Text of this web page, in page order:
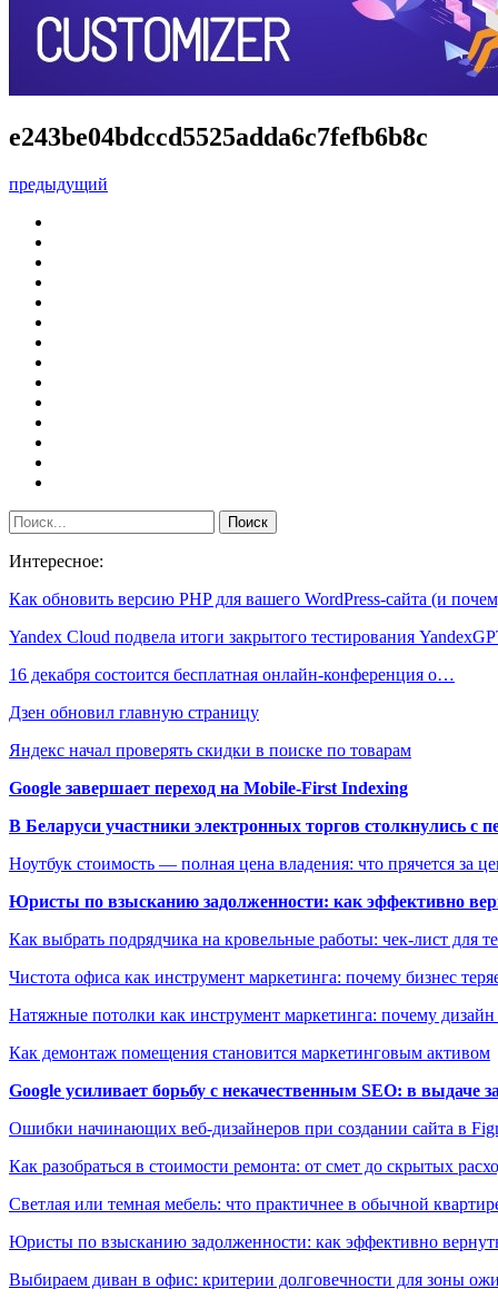
e243be04bdccd5525adda6c7fefb6b8c
предыдущий
Интересное:
Как обновить версию PHP для вашего WordPress-сайта (и
Yandex Cloud подвела итоги закрытого тестирования
16 декабря состоится бесплатная онлайн-конференция о…
Дзен обновил главную страницу
Яндекс начал проверять скидки в поиске по товарам
Google завершает переход на Mobile-First Indexing
В Беларуси участники электронных торгов столкнулись с
Ноутбук стоимость — полная цена владения: что прячется за
Юристы по взысканию задолженности: как эффективно
Как выбрать подрядчика на кровельные работы: чек-лист для
Чистота офиса как инструмент маркетинга: почему бизнес
Натяжные потолки как инструмент маркетинга: почему
Как демонтаж помещения становится маркетинговым активом
Google усиливает борьбу с некачественным SEO: в выдаче
Ошибки начинающих веб-дизайнеров при создании сайта в
Как разобраться в стоимости ремонта: от смет до скрытых
Светлая или темная мебель: что практичнее в обычной
Юристы по взысканию задолженности: как эффективно
Выбираем диван в офис: критерии долговечности для зоны